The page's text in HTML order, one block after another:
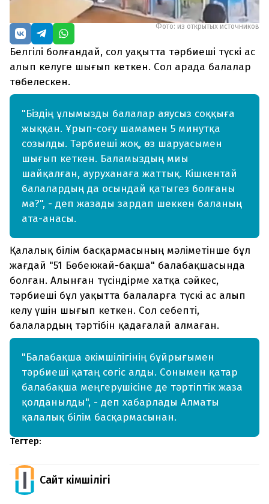
Фото: из открытых источников
Белгілі болғандай, сол уақытта тәрбиеші түскі ас
алып келуге шығып кеткен. Сол арада балалар
төбелескен.
"Біздің ұлымызды балалар аяусыз соққыға
жыққан. Ұрып-соғу шамамен 5 минутқа
созылды. Тәрбиеші жоқ, өз шаруасымен
шығып кеткен. Баламыздың миы
шайқалған, ауруханаға жаттық. Кішкентай
балалардың да осындай қатыгез болғаны
ма?", - деп жазады зардап шеккен баланың
ата-анасы.
Қалалық білім басқармасының мәліметінше бұл
жағдай "51 Бөбекжай-бақша" балабақшасында
болған. Алынған түсіндірме хатқа сәйкес,
тәрбиеші бұл уақытта балаларға түскі ас алып
келу үшін шығып кеткен. Сол себепті,
балалардың тәртібін қадағалай алмаған.
"Балабақша әкімшілігінің бұйрығымен
тәрбиеші қатаң сөгіс алды. Сонымен қатар
балабақша меңгерушісіне де тәртіптік жаза
қолданылды", - деп хабарлады Алматы
қалалық білім басқармасынан.
Тегтер:
Сайт Әкімшілігі